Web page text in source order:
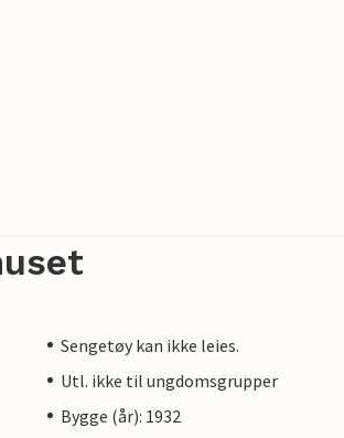
Sengetøy kan ikke leies.
Utl. ikke til ungdomsgrupper
Bygge (år): 1932